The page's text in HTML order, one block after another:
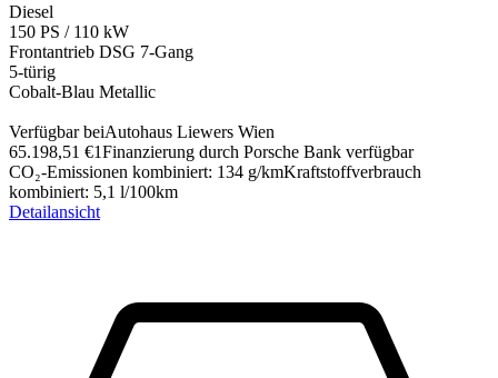
Diesel
150 PS / 110 kW
Frontantrieb DSG 7-Gang
5-türig
Cobalt-Blau Metallic
Verfügbar beiAutohaus Liewers Wien
65.198,51 €1Finanzierung durch Porsche Bank verfügbar
CO₂-Emissionen kombiniert: 134 g/kmKraftstoffverbrauch
kombiniert: 5,1 l/100km
Detailansicht